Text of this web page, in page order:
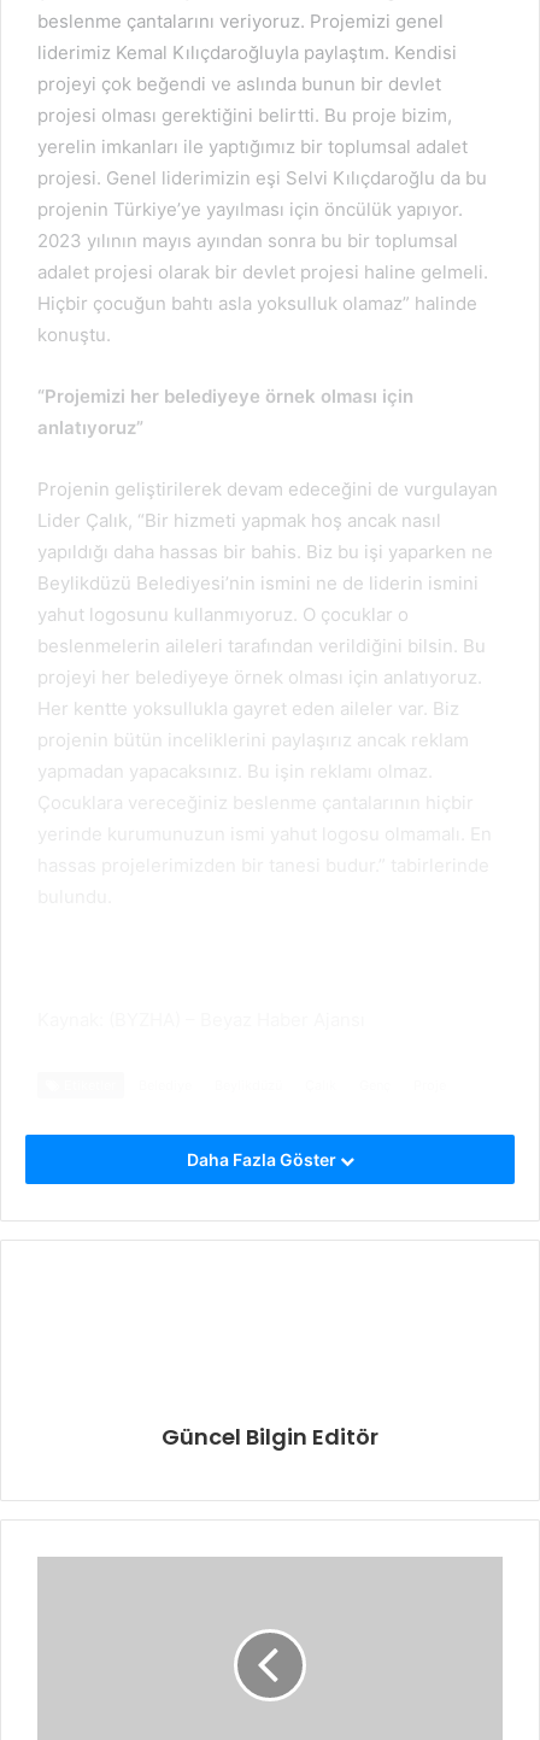
beslenme çantalarını veriyoruz. Projemizi genel
liderimiz Kemal Kılıçdaroğluyla paylaştım. Kendisi
projeyi çok beğendi ve aslında bunun bir devlet
projesi olması gerektiğini belirtti. Bu proje bizim,
yerelin imkanları ile yaptığımız bir toplumsal adalet
projesi. Genel liderimizin eşi Selvi Kılıçdaroğlu da bu
projenin Türkiye’ye yayılması için öncülük yapıyor.
2023 yılının mayıs ayından sonra bu bir toplumsal
adalet projesi olarak bir devlet projesi haline gelmeli.
Hiçbir çocuğun bahtı asla yoksulluk olamaz” halinde
konuştu.
“Projemizi her belediyeye örnek olması için
anlatıyoruz”
Projenin geliştirilerek devam edeceğini de vurgulayan
Lider Çalık, “Bir hizmeti yapmak hoş ancak nasıl
yapıldığı daha hassas bir bahis. Biz bu işi yaparken ne
Beylikdüzü Belediyesi’nin ismini ne de liderin ismini
yahut logosunu kullanmıyoruz. O çocuklar o
beslenmelerin aileleri tarafından verildiğini bilsin. Bu
projeyi her belediyeye örnek olması için anlatıyoruz.
Her kentte yoksullukla gayret eden aileler var. Biz
projenin bütün inceliklerini paylaşırız ancak reklam
yapmadan yapacaksınız. Bu işin reklamı olmaz.
Çocuklara vereceğiniz beslenme çantalarının hiçbir
yerinde kurumunuzun ismi yahut logosu olmamalı. En
Daha Fazla Göster
Güncel Bilgin Editör